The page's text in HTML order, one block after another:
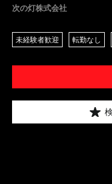
次の灯株式会社
未経験者歓迎 転勤なし